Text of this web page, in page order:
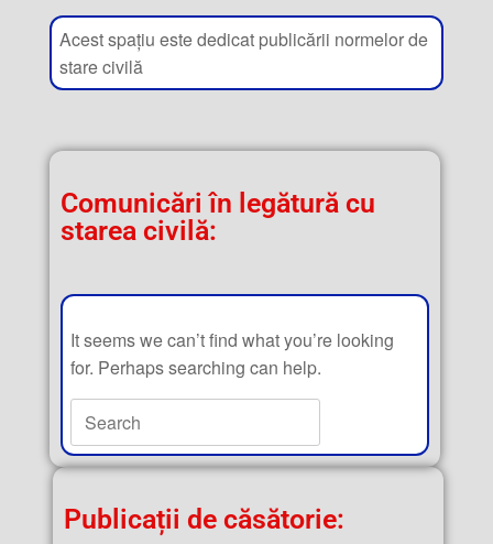
Acest spațiu este dedicat publicării normelor de
stare civilă
Comunicări în legătură cu
starea civilă:
It seems we can’t find what you’re looking
for. Perhaps searching can help.
Publicații de căsătorie: